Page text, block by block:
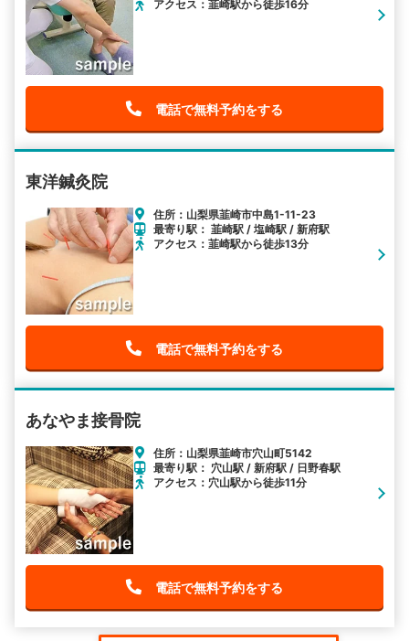
アクセス：韮崎駅から徒歩16分
電話で無料予約をする
東洋鍼灸院
住所：山梨県韮崎市中島1-11-23
最寄り駅： 韮崎駅 / 塩崎駅 / 新府駅
アクセス：韮崎駅から徒歩13分
電話で無料予約をする
あなやま接骨院
住所：山梨県韮崎市穴山町5142
最寄り駅： 穴山駅 / 新府駅 / 日野春駅
アクセス：穴山駅から徒歩11分
電話で無料予約をする